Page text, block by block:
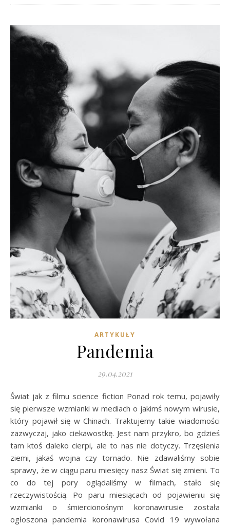
ARTYKUŁY
Pandemia
29.04.2021
Świat jak z filmu science fiction Ponad rok temu, pojawiły
się pierwsze wzmianki w mediach o jakimś nowym wirusie,
który pojawił się w Chinach. Traktujemy takie wiadomości
zazwyczaj, jako ciekawostkę. Jest nam przykro, bo gdzieś
tam ktoś daleko cierpi, ale to nas nie dotyczy. Trzęsienia
ziemi, jakaś wojna czy tornado. Nie zdawaliśmy sobie
sprawy, że w ciągu paru miesięcy nasz Świat się zmieni. To
co do tej pory oglądaliśmy w filmach, stało się
rzeczywistością. Po paru miesiącach od pojawieniu się
wzmianki o śmiercionośnym koronawirusie została
ogłoszona pandemia koronawirusa Covid 19 wywołana